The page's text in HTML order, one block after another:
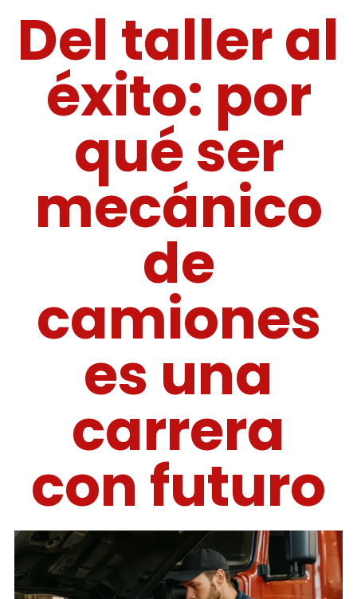
Del taller al
éxito: por
qué ser
mecánico
de
camiones
es una
carrera
con futuro